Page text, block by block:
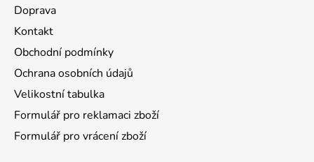
Doprava
Kontakt
Obchodní podmínky
Ochrana osobních údajů
Velikostní tabulka
Formulář pro reklamaci zboží
Formulář pro vrácení zboží